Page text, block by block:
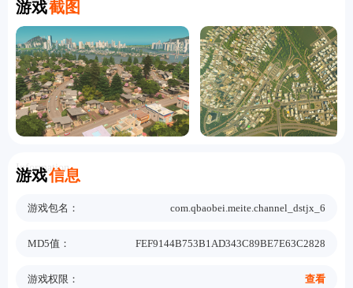
游戏截图
游戏信息
Information
游戏包名： com.qbaobei.meite.channel_dstjx_6
MD5值： FEF9144B753B1AD343C89BE7E63C2828
游戏权限： 查看